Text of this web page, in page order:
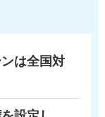
は全国対